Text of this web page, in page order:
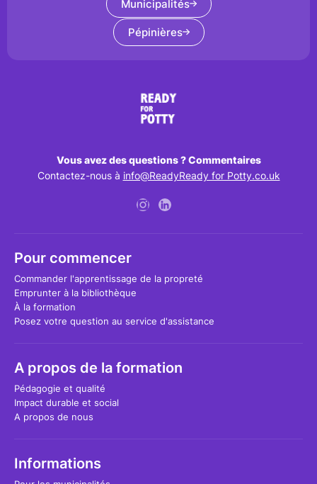
Municipalités
Pépinières
Vous avez des questions ? Commentaires
Contactez-nous à info@ReadyReady for Potty.co.uk
Pour commencer
Commander l'apprentissage de la propreté
Emprunter à la bibliothèque
À la formation
Posez votre question au service d'assistance
A propos de la formation
Pédagogie et qualité
Impact durable et social
A propos de nous
Informations